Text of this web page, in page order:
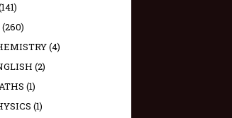
(260)
(4)
(2)
(1)
(1)